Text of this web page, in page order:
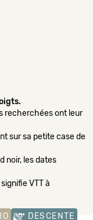
recherchées ont leur
sur sa petite case de
noir, les dates
VTT à
DESCENTE